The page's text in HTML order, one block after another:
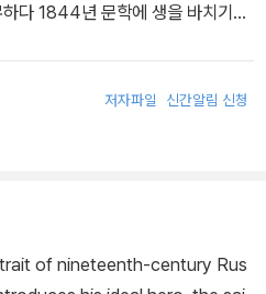
다 1844년 문학에 생을 바치기로
년 4월 23일 페트라솁스키 금요
1859년 12월 페테르부르크로 이
생활을 함께했던 아내 마리야 이사
한다. 그해 6월 친형이자 동업자
저자파일 신간알림 신청
of nineteenth-century Rus